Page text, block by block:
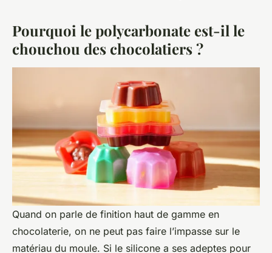
Pourquoi le polycarbonate est-il le
chouchou des chocolatiers ?
Quand on parle de finition haut de gamme en
chocolaterie, on ne peut pas faire l’impasse sur le
matériau du moule. Si le silicone a ses adeptes pour